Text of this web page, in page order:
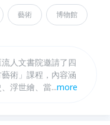
藝術 博物館
人文書院邀請了四
術」課程，內容涵
浮世繪、當代文化
...more